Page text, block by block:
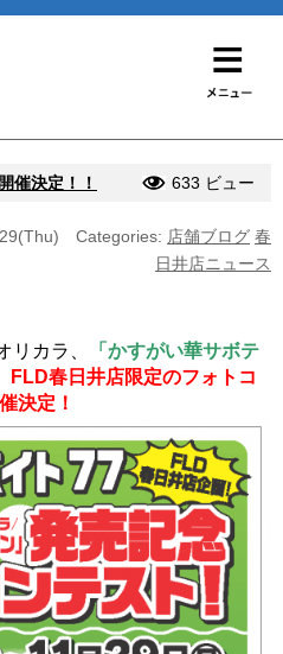
催決定！！ 633 ビュー
Categories: 店舗ブログ 春
日井店ニュース
リカラ、
「かすがい華サボテ
FLD春日井店限定のフォトコ
決定！